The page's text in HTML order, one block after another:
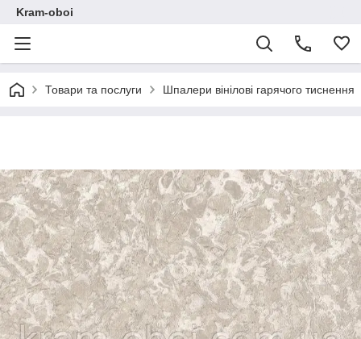
Kram-oboi
Товари та послуги Шпалери вінілові гарячого тиснення